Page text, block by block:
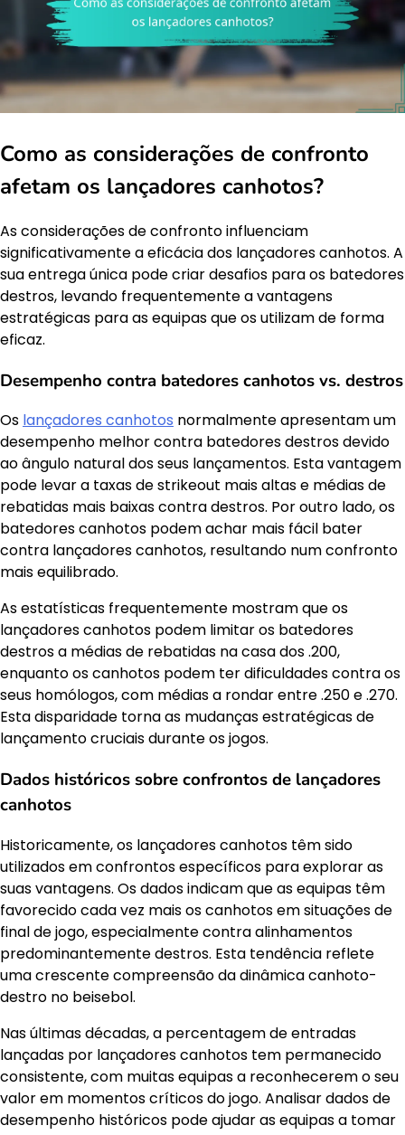
Como as considerações de confronto
afetam os lançadores canhotos?
As considerações de confronto influenciam
significativamente a eficácia dos lançadores canhotos. A
sua entrega única pode criar desafios para os batedores
destros, levando frequentemente a vantagens
estratégicas para as equipas que os utilizam de forma
eficaz.
Desempenho contra batedores canhotos vs. destros
Os lançadores canhotos normalmente apresentam um
desempenho melhor contra batedores destros devido
ao ângulo natural dos seus lançamentos. Esta vantagem
pode levar a taxas de strikeout mais altas e médias de
rebatidas mais baixas contra destros. Por outro lado, os
batedores canhotos podem achar mais fácil bater
contra lançadores canhotos, resultando num confronto
mais equilibrado.
As estatísticas frequentemente mostram que os
lançadores canhotos podem limitar os batedores
destros a médias de rebatidas na casa dos .200,
enquanto os canhotos podem ter dificuldades contra os
seus homólogos, com médias a rondar entre .250 e .270.
Esta disparidade torna as mudanças estratégicas de
lançamento cruciais durante os jogos.
Dados históricos sobre confrontos de lançadores
canhotos
Historicamente, os lançadores canhotos têm sido
utilizados em confrontos específicos para explorar as
suas vantagens. Os dados indicam que as equipas têm
favorecido cada vez mais os canhotos em situações de
final de jogo, especialmente contra alinhamentos
predominantemente destros. Esta tendência reflete
uma crescente compreensão da dinâmica canhoto-
destro no beisebol.
Nas últimas décadas, a percentagem de entradas
lançadas por lançadores canhotos tem permanecido
consistente, com muitas equipas a reconhecerem o seu
valor em momentos críticos do jogo. Analisar dados de
desempenho históricos pode ajudar as equipas a tomar